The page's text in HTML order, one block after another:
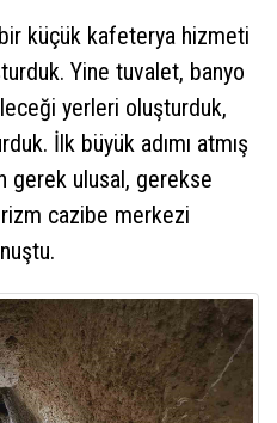
küçük kafeterya hizmeti
Yine tuvalet, banyo
yerleri oluşturduk,
İlk büyük adımı atmış
gerek ulusal, gerekse
cazibe merkezi